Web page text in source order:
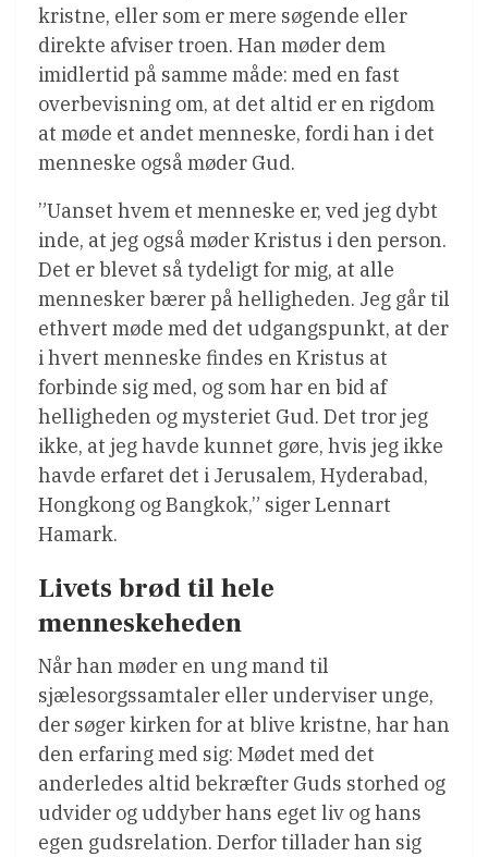
kristne, eller som er mere søgende eller
direkte afviser troen. Han møder dem
imidlertid på samme måde: med en fast
overbevisning om, at det altid er en rigdom
at møde et andet menneske, fordi han i det
menneske også møder Gud.
”Uanset hvem et menneske er, ved jeg dybt
inde, at jeg også møder Kristus i den person.
Det er blevet så tydeligt for mig, at alle
mennesker bærer på helligheden. Jeg går til
ethvert møde med det udgangspunkt, at der
i hvert menneske findes en Kristus at
forbinde sig med, og som har en bid af
helligheden og mysteriet Gud. Det tror jeg
ikke, at jeg havde kunnet gøre, hvis jeg ikke
havde erfaret det i Jerusalem, Hyderabad,
Hongkong og Bangkok,” siger Lennart
Hamark.
Livets brød til hele
menneskeheden
Når han møder en ung mand til
sjælesorgssamtaler eller underviser unge,
der søger kirken for at blive kristne, har han
den erfaring med sig: Mødet med det
anderledes altid bekræfter Guds storhed og
udvider og uddyber hans eget liv og hans
egen gudsrelation. Derfor tillader han sig